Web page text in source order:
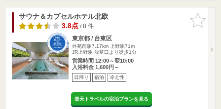
お気に入
りに追加
サウナ＆カプセルホテル北欧
3.8点/ 8 件
東京都 / 台東区
外苑前駅7.17km
上野駅71m
JR上野駅 浅草口より徒歩1分
営業時間 12:00～翌10:00
入浴料金 1,600円～
日帰り 宿泊 冷え性
楽天トラベルの宿泊プランを見る